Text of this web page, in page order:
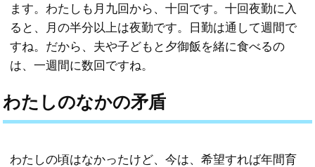
ます。わたしも月九回から、十回です。十回夜勤に入
ると、月の半分以上は夜勤です。日勤は通して週間で
すね。だから、夫や子どもと夕御飯を緒に食べるの
は、一週間に数回ですね。
わたしのなかの矛盾
わたしの頃はなかったけど、今は、希望すれば年間育